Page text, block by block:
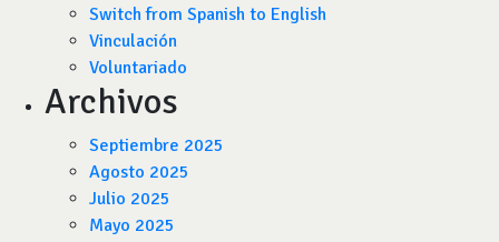
Switch from Spanish to English
Vinculación
Voluntariado
Archivos
Septiembre 2025
Agosto 2025
Julio 2025
Mayo 2025